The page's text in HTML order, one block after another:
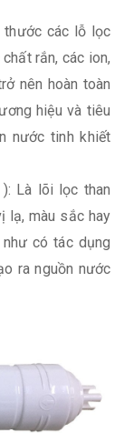
thước các lỗ lọc
rắn, các ion,
nên hoàn toàn
hiệu và tiêu
nước tinh khiết
): Là lõi lọc than
lạ, màu sắc hay
có tác dụng
ra nguồn nước